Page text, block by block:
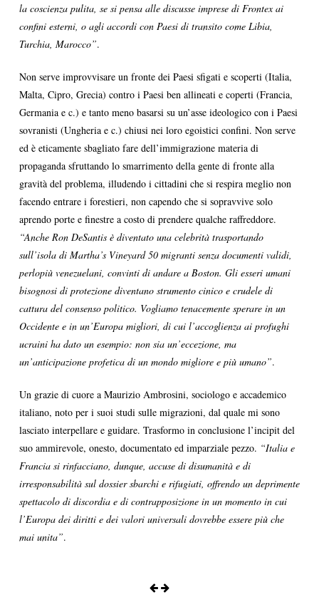
la coscienza pulita, se si pensa alle discusse imprese di Frontex ai
confini esterni, o agli accordi con Paesi di transito come Libia,
Turchia, Marocco”.
Non serve improvvisare un fronte dei Paesi sfigati e scoperti (Italia,
Malta, Cipro, Grecia) contro i Paesi ben allineati e coperti (Francia,
Germania e c.) e tanto meno basarsi su un’asse ideologico con i Paesi
sovranisti (Ungheria e c.) chiusi nei loro egoistici confini. Non serve
ed è eticamente sbagliato fare dell’immigrazione materia di
propaganda sfruttando lo smarrimento della gente di fronte alla
gravità del problema, illudendo i cittadini che si respira meglio non
facendo entrare i forestieri, non capendo che si sopravvive solo
aprendo porte e finestre a costo di prendere qualche raffreddore.
“Anche Ron DeSantis è diventato una celebrità trasportando
sull’isola di Martha’s Vineyard 50 migranti senza documenti validi,
perlopiù venezuelani, convinti di andare a Boston. Gli esseri umani
bisognosi di protezione diventano strumento cinico e crudele di
cattura del consenso politico. Vogliamo tenacemente sperare in un
Occidente e in un’Europa migliori, di cui l’accoglienza ai profughi
ucraini ha dato un esempio: non sia un’eccezione, ma
un’anticipazione profetica di un mondo migliore e più umano”.
Un grazie di cuore a Maurizio Ambrosini, sociologo e accademico
italiano, noto per i suoi studi sulle migrazioni, dal quale mi sono
lasciato interpellare e guidare. Trasformo in conclusione l’incipit del
suo ammirevole, onesto, documentato ed imparziale pezzo. “Italia e
Francia si rinfacciano, dunque, accuse di disumanità e di
irresponsabilità sul dossier sbarchi e rifugiati, offrendo un deprimente
spettacolo di discordia e di contrapposizione in un momento in cui
l’Europa dei diritti e dei valori universali dovrebbe essere più che
mai unita”.